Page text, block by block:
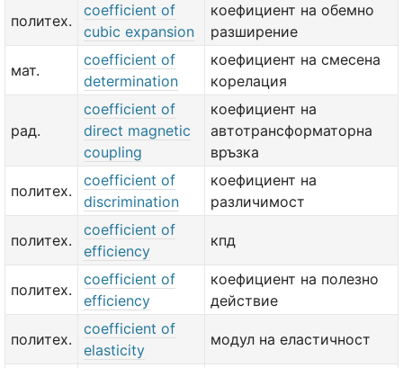
политех.
coefficient of
cubic expansion
коефициент на обемно
разширение
мат.
coefficient of
determination
коефициент на смесена
корелация
рад.
coefficient of
direct magnetic
coupling
коефициент на
автотрансформаторна
връзка
политех.
coefficient of
discrimination
коефициент на
различимост
политех.
coefficient of
efficiency
кпд
политех.
coefficient of
efficiency
коефициент на полезно
действие
политех.
coefficient of
elasticity
модул на еластичност